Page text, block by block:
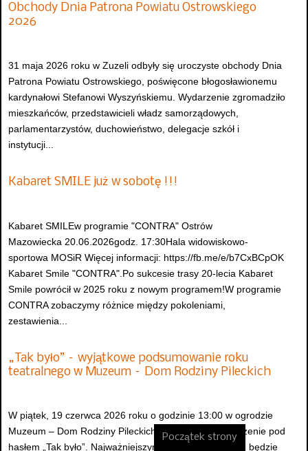
Obchody Dnia Patrona Powiatu Ostrowskiego
2026
31 maja 2026 roku w Zuzeli odbyły się uroczyste obchody Dnia
Patrona Powiatu Ostrowskiego, poświęcone błogosławionemu
kardynałowi Stefanowi Wyszyńskiemu. Wydarzenie zgromadziło
mieszkańców, przedstawicieli władz samorządowych,
parlamentarzystów, duchowieństwo, delegacje szkół i
instytucji...
Kabaret SMILE już w sobotę !!!
Kabaret SMILEw programie "CONTRA" Ostrów
Mazowiecka 20.06.2026godz. 17:30Hala widowiskowo-
sportowa MOSiR Więcej informacji: https://fb.me/e/b7CxBCpOK
Kabaret Smile "CONTRA".Po sukcesie trasy 20-lecia Kabaret
Smile powrócił w 2025 roku z nowym programem!W programie
CONTRA zobaczymy różnice między pokoleniami,
zestawienia...
„Tak było” – wyjątkowe podsumowanie roku
teatralnego w Muzeum – Dom Rodziny Pileckich
W piątek, 19 czerwca 2026 roku o godzinie 13:00 w ogrodzie
Muzeum – Dom Rodziny Pileckich odbędzie się wydarzenie pod
hasłem „Tak było”. Najważniejszym punktem programu będzie
Początek strony